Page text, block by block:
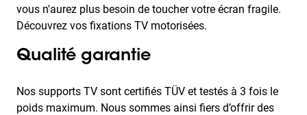
vous n'aurez plus besoin de toucher votre écran fragile.
Découvrez vos fixations TV motorisées.
Qualité garantie
Nos supports TV sont certifiés TÜV et testés à 3 fois le
poids maximum. Nous sommes ainsi fiers d’offrir des